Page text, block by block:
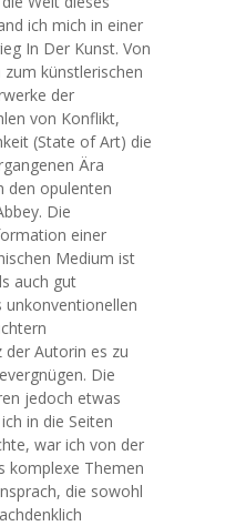
ich mich in einer
In Der Kunst. Von
künstlerischen
der
von Konflikt,
(State of Art) die
Ära
den opulenten
Die
einer
Medium ist
auch gut
der Autorin es zu
Die
jedoch etwas
in die Seiten
war ich von der
komplexe Themen
die sowohl